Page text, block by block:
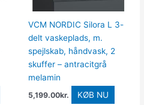
VCM NORDIC Silora L 3-
delt vaskeplads, m.
spejlskab, håndvask, 2
skuffer – antracitgrå
melamin
5,199.00kr. KØB NU